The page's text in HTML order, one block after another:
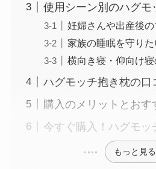
使用シーン別のハグモ
妊婦さんや出産後の
家族の睡眠を守りた
横向き寝・仰向け寝
ハグモッチ抱き枕の口
購入のメリットとおす
今すぐ購入！ハグモッ
もっと見る